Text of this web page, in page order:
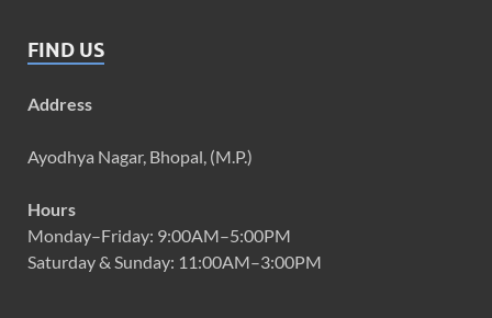
FIND US
Address
Ayodhya Nagar, Bhopal, (M.P.)
Hours
Monday–Friday: 9:00AM–5:00PM
Saturday & Sunday: 11:00AM–3:00PM